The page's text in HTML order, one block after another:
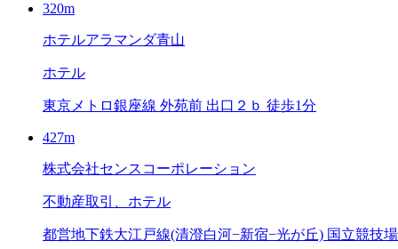
320m
ホテルアラマンダ青山
ホテル
東京メトロ銀座線 外苑前 出口２ｂ 徒歩1分
427m
株式会社センスコーポレーション
不動産取引、ホテル
都営地下鉄大江戸線(清澄白河−新宿−光が丘) 国立競技